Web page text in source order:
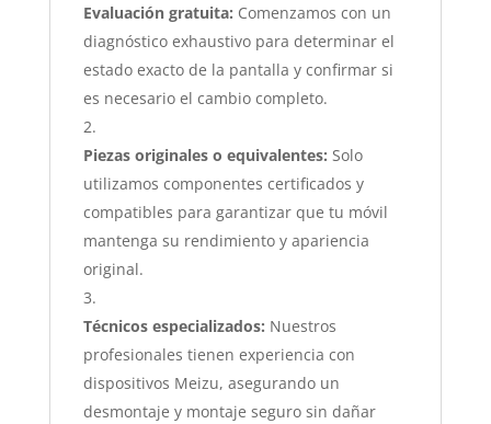
Evaluación gratuita: Comenzamos con un
diagnóstico exhaustivo para determinar el
estado exacto de la pantalla y confirmar si
es necesario el cambio completo.
Piezas originales o equivalentes: Solo
utilizamos componentes certificados y
compatibles para garantizar que tu móvil
mantenga su rendimiento y apariencia
original.
Técnicos especializados: Nuestros
profesionales tienen experiencia con
dispositivos Meizu, asegurando un
desmontaje y montaje seguro sin dañar